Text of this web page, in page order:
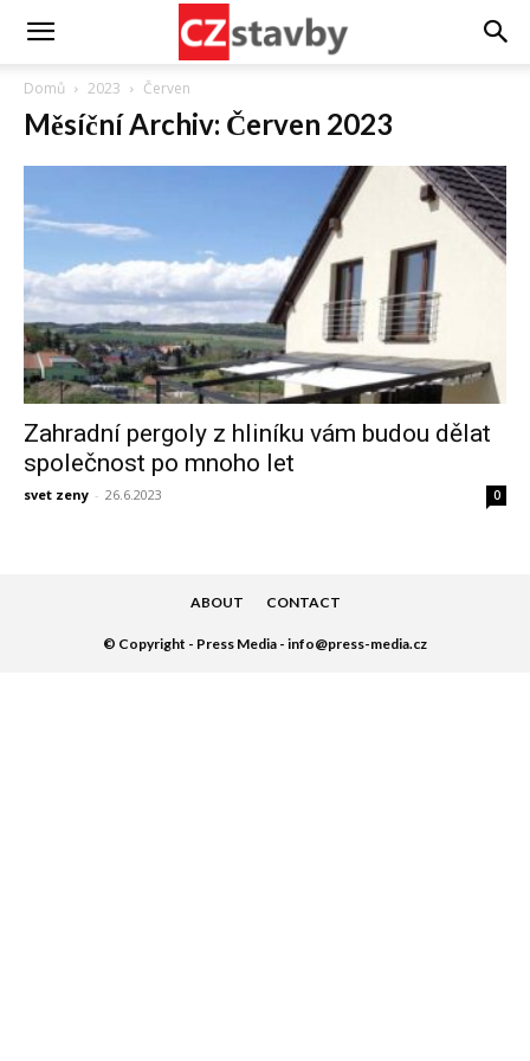
Domů 2023 Červen
Měsíční Archiv: Červen 2023
Zahradní pergoly z hliníku vám budou dělat
společnost po mnoho let
svet zeny - 26.6.2023 0
ABOUT CONTACT
© Copyright - Press Media - info@press-media.cz